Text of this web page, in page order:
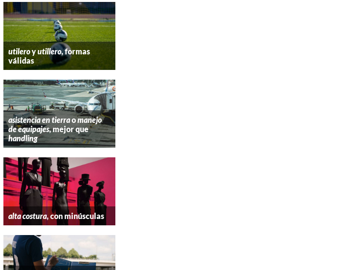
utileroyutillero, formas
válidas
asistencia en tierraomanejo
de equipajes, mejor que
handling
alta costura, con minúsculas